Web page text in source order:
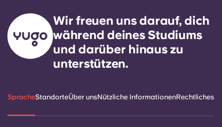
Wir freuen uns darauf, dich
während deines Studiums
und darüber hinaus zu
unterstützen.
SpracheStandorteÜber unsNützliche InformationenRechtliches